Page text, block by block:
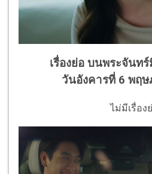
เรื่องย่อ บนพระจันทร์
วันอังคารที่ 6 พฤ
ไม่มีเรื่อง